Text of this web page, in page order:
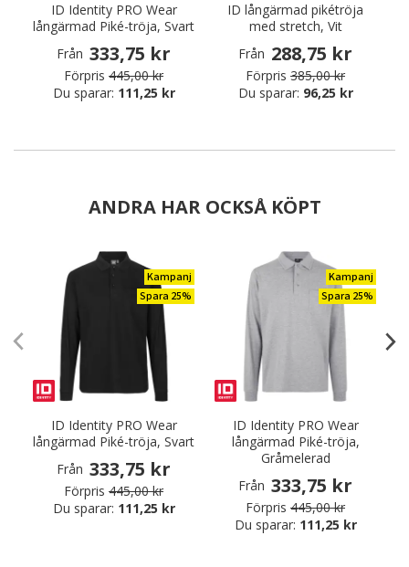
ID Identity PRO Wear
långärmad Piké-tröja, Svart
Från 333,75 kr
Förpris 445,00 kr
Du sparar: 111,25 kr
ID långärmad pikétröja
med stretch, Vit
Från 288,75 kr
Förpris 385,00 kr
Du sparar: 96,25 kr
ANDRA HAR OCKSÅ KÖPT
Kampanj
Spara 25%
ID Identity PRO Wear
långärmad Piké-tröja, Svart
Från 333,75 kr
Förpris 445,00 kr
Du sparar: 111,25 kr
Kampanj
Spara 25%
ID Identity PRO Wear
långärmad Piké-tröja,
Gråmelerad
Från 333,75 kr
Förpris 445,00 kr
Du sparar: 111,25 kr